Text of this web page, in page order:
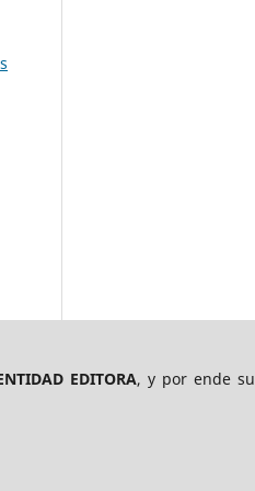
EDITORA, y por ende su